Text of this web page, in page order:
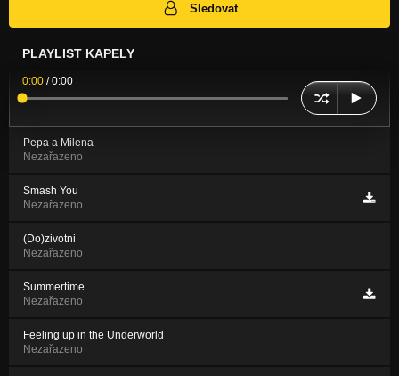
Sledovat
PLAYLIST KAPELY
0:00 /0:00
Pepa a Milena
Nezařazeno
Smash You
Nezařazeno
(Do)zivotni
Nezařazeno
Summertime
Nezařazeno
Feeling up in the Underworld
Nezařazeno